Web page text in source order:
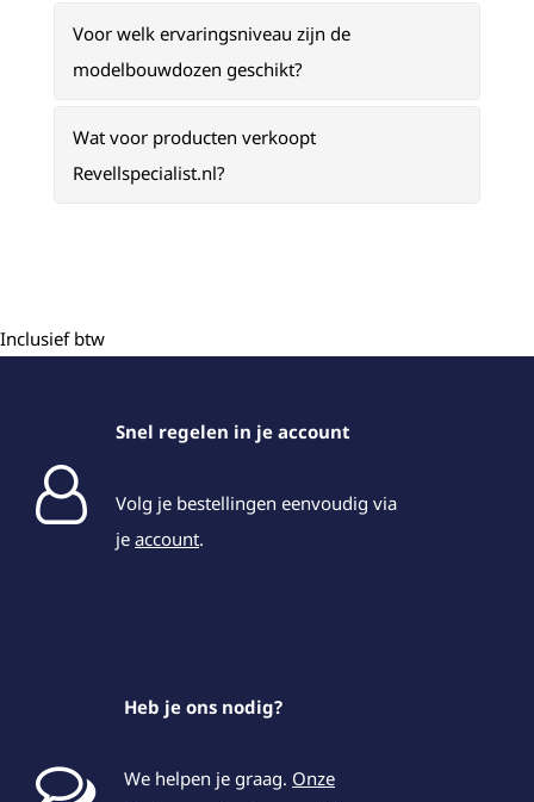
Voor welk ervaringsniveau zijn de
modelbouwdozen geschikt?
Wat voor producten verkoopt
Revellspecialist.nl?
Inclusief btw
Snel regelen in je account
Volg je bestellingen eenvoudig via
je account.
Heb je ons nodig?
We helpen je graag. Onze